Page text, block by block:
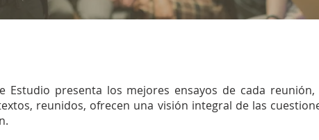
Estudio presenta los mejores ensayos de cada
reunidos, ofrecen una visión integral de las